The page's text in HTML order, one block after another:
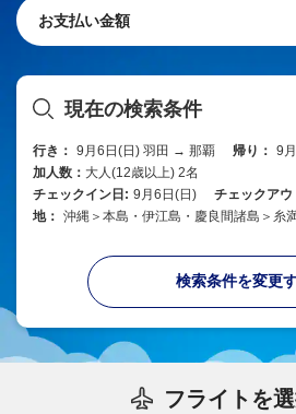
お支払い金額
現在の検索条件
行き： 9月6日(日) 羽田 → 那覇 帰り： 9
加人数： 大人(12歳以上) 2名
チェックイン日: 9月6日(日) チェックアウ
地： 沖縄＞本島・伊江島・慶良間諸島＞糸
検索条件を変更
フライトを